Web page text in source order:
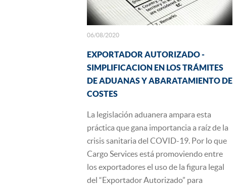
06/08/2020
EXPORTADOR AUTORIZADO -
SIMPLIFICACION EN LOS TRÁMITES
DE ADUANAS Y ABARATAMIENTO DE
COSTES
La legislación aduanera ampara esta
práctica que gana importancia a raíz de la
crisis sanitaria del COVID-19. Por lo que
Cargo Services está promoviendo entre
los exportadores el uso de la figura legal
del “Exportador Autorizado” para